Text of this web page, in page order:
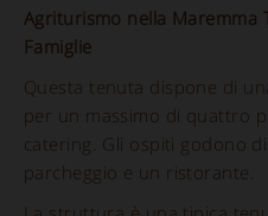
Agriturismo nella Maremma
Famiglie
Questa tenuta dispone di
per un massimo di quattro
catering. Gli ospiti godono
parcheggio e un ristorante.